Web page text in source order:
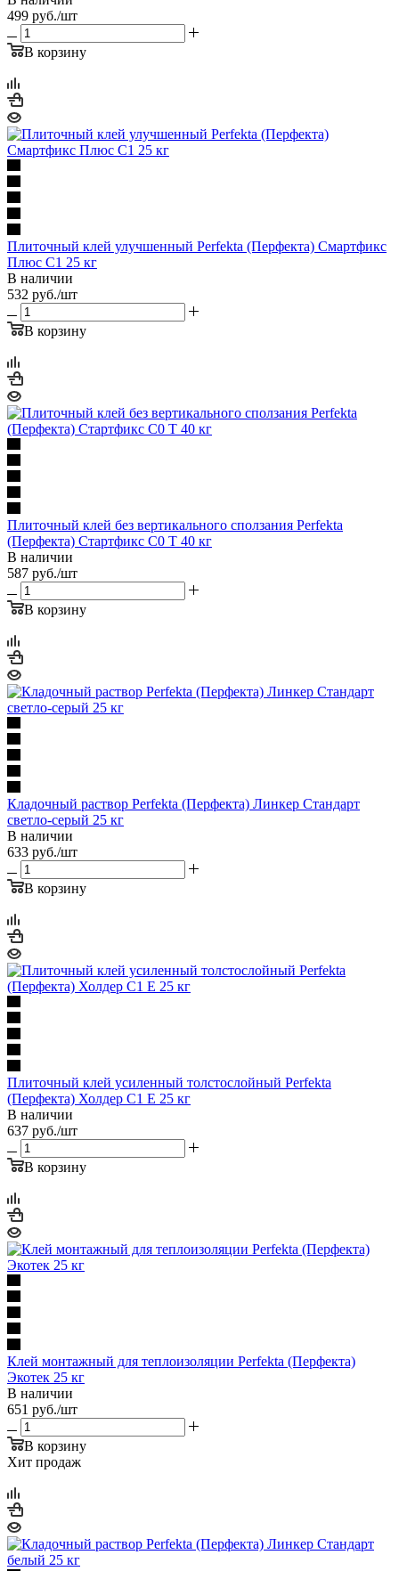
499 руб./шт
В корзину
Плиточный клей улучшенный Perfekta (Перфекта) Смартфикс
Плюс C1 25 кг
В наличии
532 руб./шт
В корзину
Плиточный клей без вертикального сползания Perfekta
(Перфекта) Стартфикс C0 T 40 кг
В наличии
587 руб./шт
В корзину
Кладочный раствор Perfekta (Перфекта) Линкер Стандарт
светло-серый 25 кг
В наличии
633 руб./шт
В корзину
Плиточный клей усиленный толстослойный Perfekta
(Перфекта) Холдер С1 Е 25 кг
В наличии
637 руб./шт
В корзину
Клей монтажный для теплоизоляции Perfekta (Перфекта)
Экотек 25 кг
В наличии
651 руб./шт
В корзину
Хит продаж